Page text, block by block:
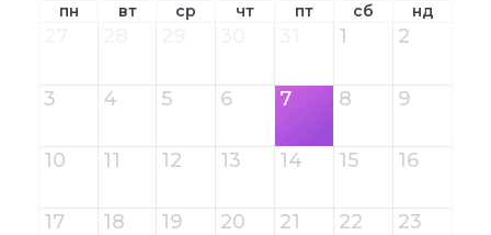
пн вт ср чт пт сб нд
1 2
3 4 5 6 7 8 9
10 11 12 13 14 15 16
17 18 19 20 21 22 23